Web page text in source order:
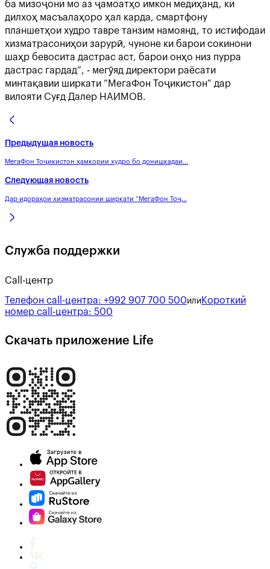
ба мизоҷони мо аз ҷамоатҳо имкон медиҳанд, ки
дилхоҳ масъалаҳоро ҳал карда, смартфону
планшетҳои худро тавре танзим намоянд, то истифодаи
хизматрасониҳои зарурӣ, чуноне ки барои сокинони
шаҳр бевосита дастрас аст, барои онҳо низ пурра
дастрас гардад”, - мегӯяд директори раёсати
минтақавии ширкати “МегаФон Тоҷикистон” дар
вилояти Суғд Далер НАИМОВ.
Предыдущая новость
МегаФон Тоҷикистон ҳамкории худро бо донишкадаи...
Следующая новость
Дар идораҳои хизматрасонии ширкати “МегаФон Тоҷ...
Служба поддержки
Call-центр
Телефон call-центра: +992 907 700 500или Короткий
номер call-центра: 500
Скачать приложение Life